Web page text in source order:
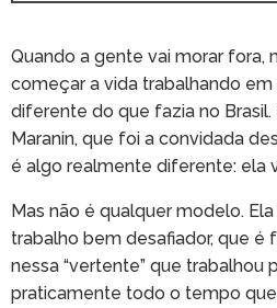
Quando a gente vai morar fora,
começar a vida trabalhando
diferente do que fazia no Brasil.
Maranin, que foi a convidada
é algo realmente diferente: ela
Mas não é qualquer modelo.
trabalho bem desafiador, que é
nessa “vertente” que trabalhou
praticamente todo o tempo